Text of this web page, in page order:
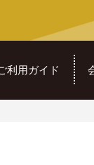
利用ガイド